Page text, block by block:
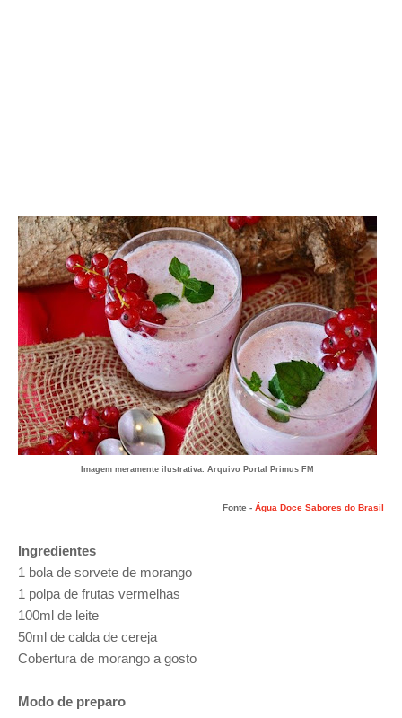
Imagem meramente ilustrativa. Arquivo Portal Primus FM
Fonte - Água Doce Sabores do Brasil
Ingredientes
1 bola de sorvete de morango
1 polpa de frutas vermelhas
100ml de leite
50ml de calda de cereja
Cobertura de morango a gosto
Modo de preparo